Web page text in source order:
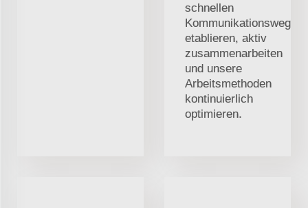
schnellen
Kommunikationsweg
etablieren, aktiv
zusammenarbeiten
und unsere
Arbeitsmethoden
kontinuierlich
optimieren.